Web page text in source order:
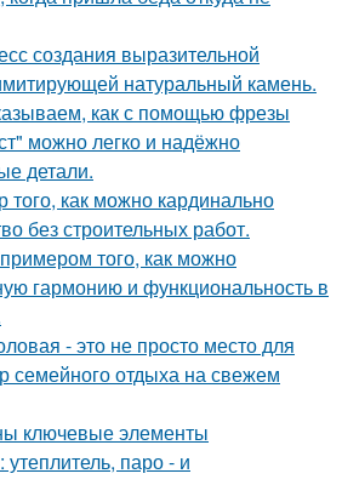
создания выразительной
натуральный камень.
как с помощью фрезы
можно легко и надёжно
детали.
того, как можно кардинально
без строительных работ.
того, как можно
гармонию и функциональность в
- это не просто место для
семейного отдыха на свежем
ключевые элементы
паро - и